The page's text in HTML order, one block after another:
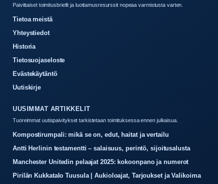
Paivittaiset toimitusbriefit ja luottamusresurssit nopeaa varmistusta varten.
Tietoa meistä
Yhteystiedot
Historia
Tietosuojaseloste
Evästekäytäntö
Uutiskirje
UUSIMMAT ARTIKKELIT
Tuoreimmat uutispaivitykset tarkistetaan toimituksessa ennen julkaisua.
Kompostirumpali: mikä se on, edut, haitat ja vertailu
Antti Herlinin testamentti – salaisuus, perintö, sijoitusalusta
Manchester Unitedin pelaajat 2025: kokoonpano ja numerot
Pirilän Kukkatalo Tuusula | Aukioloajat, Tarjoukset ja Valikoima